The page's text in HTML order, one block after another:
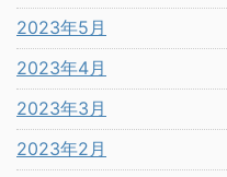
2023年5月
2023年4月
2023年3月
2023年2月